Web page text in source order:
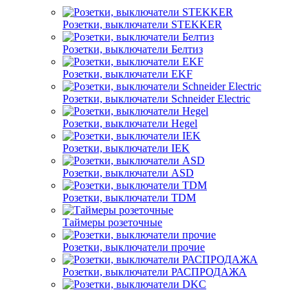
Розетки, выключатели STEKKER
Розетки, выключатели Белтиз
Розетки, выключатели EKF
Розетки, выключатели Schneider Electric
Розетки, выключатели Hegel
Розетки, выключатели IEK
Розетки, выключатели ASD
Розетки, выключатели TDM
Таймеры розеточные
Розетки, выключатели прочие
Розетки, выключатели РАСПРОДАЖА